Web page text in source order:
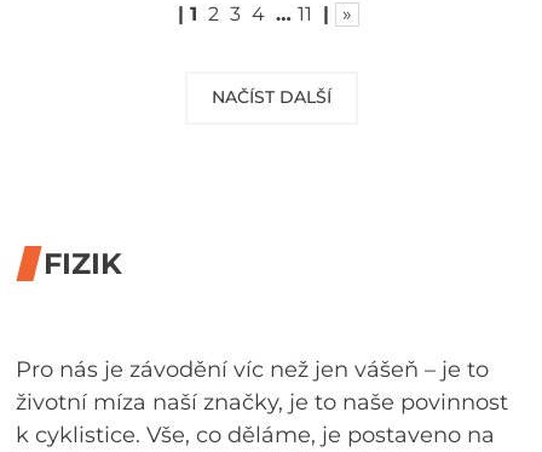
NAČÍST DALŠÍ
| 1 2 3 4 … 11 | »
FIZIK
Pro nás je závodění víc než jen vášeň – je to
životní míza naší značky, je to naše povinnost
k cyklistice. Vše, co děláme, je postaveno na